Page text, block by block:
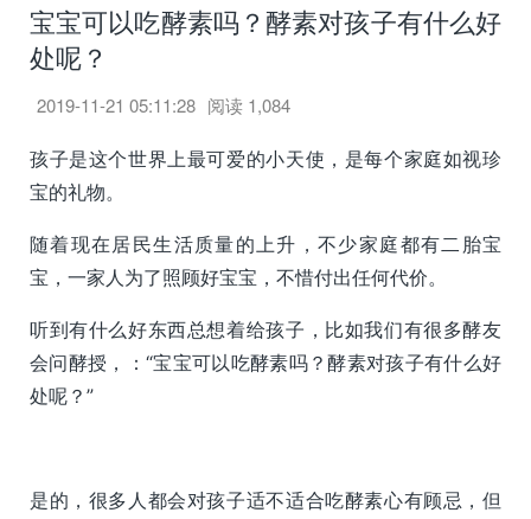
宝宝可以吃酵素吗？酵素对孩子有什么好
处呢？
2019-11-21 05:11:28 阅读 1,084
孩子是这个世界上最可爱的小天使，是每个家庭如视珍
宝的礼物。
随着现在居民生活质量的上升，不少家庭都有二胎宝
宝，一家人为了照顾好宝宝，不惜付出任何代价。
听到有什么好东西总想着给孩子，比如我们有很多酵友
会问酵授，：“宝宝可以吃酵素吗？酵素对孩子有什么好
处呢？”
是的，很多人都会对孩子适不适合吃酵素心有顾忌，但